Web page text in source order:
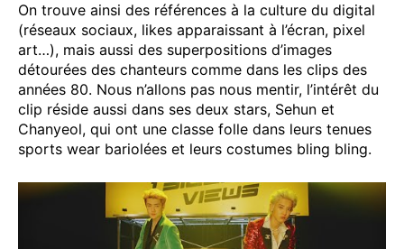
On trouve ainsi des références à la culture du digital
(réseaux sociaux, likes apparaissant à l’écran, pixel
art…), mais aussi des superpositions d’images
détourées des chanteurs comme dans les clips des
années 80. Nous n’allons pas nous mentir, l’intérêt du
clip réside aussi dans ses deux stars, Sehun et
Chanyeol, qui ont une classe folle dans leurs tenues
sports wear bariolées et leurs costumes bling bling.